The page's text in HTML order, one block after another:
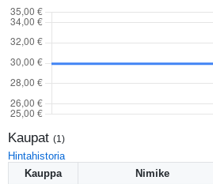
Kaupat (1 )
Hintahistoria
Kauppa
Nimike